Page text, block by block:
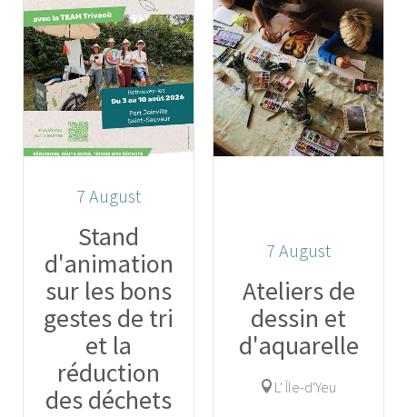
7 August
Stand
d'animation
sur les bons
gestes de tri
et la
réduction
des déchets
7 August
Ateliers de
dessin et
d'aquarelle
L' Île-d'Yeu